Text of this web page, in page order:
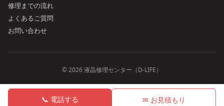
修理までの流れ
よくあるご質問
お問い合わせ
© 2026 液晶修理センター（D-LIFE）
📞 電話する ✉ お見積もり